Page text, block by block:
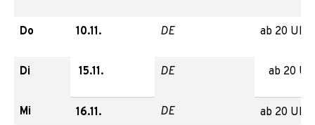
Do 10.11. DE ab 20 Uhr
Di 15.11. DE ab 20
Mi 16.11. DE
ab 20 Uhr